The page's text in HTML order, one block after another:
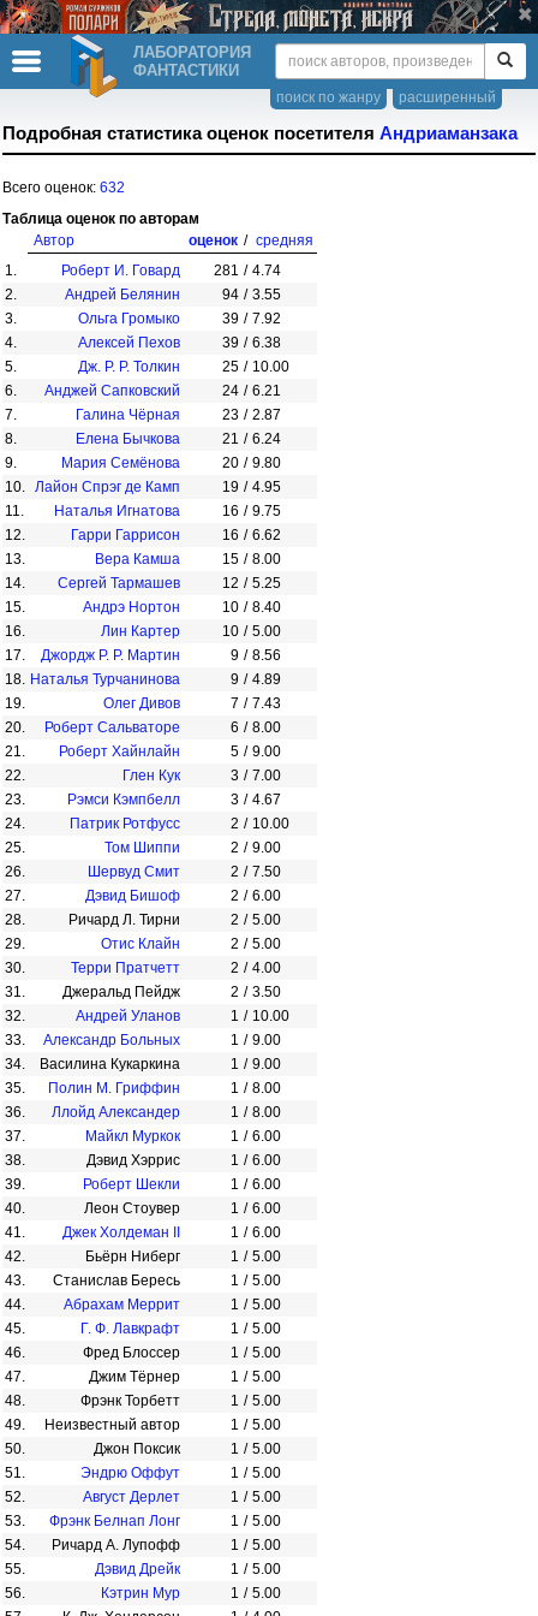
ЛАБОРАТОРИЯ
ФАНТАСТИКИ
расширенный
поиск по жанру
Подробная статистика оценок посетителя Андриаманзака
Всего оценок: 632
Таблица оценок по авторам
Автор
оценок / средняя
1.
Роберт И. Говард 281 / 4.74
2.
Андрей Белянин 94 / 3.55
3.
Ольга Громыко 39 / 7.92
4.
Алексей Пехов 39 / 6.38
5.
Дж. Р. Р. Толкин 25 / 10.00
6.
Анджей Сапковский 24 / 6.21
7.
Галина Чёрная 23 / 2.87
8.
Елена Бычкова 21 / 6.24
9.
Мария Семёнова 20 / 9.80
10. Лайон Спрэг де Камп 19 / 4.95
11.
Наталья Игнатова 16 / 9.75
12.
Гарри Гаррисон 16 / 6.62
13.
Вера Камша 15 / 8.00
14.
Сергей Тармашев 12 / 5.25
15.
Андрэ Нортон 10 / 8.40
16.
Лин Картер 10 / 5.00
17.
Джордж Р. Р. Мартин 9 / 8.56
18. Наталья Турчанинова 9 / 4.89
19.
Олег Дивов 7 / 7.43
20.
Роберт Сальваторе 6 / 8.00
21.
Роберт Хайнлайн 5 / 9.00
22.
Глен Кук 3 / 7.00
23.
Рэмси Кэмпбелл 3 / 4.67
24.
Патрик Ротфусс 2 / 10.00
25.
Том Шиппи 2 / 9.00
26.
Шервуд Смит 2 / 7.50
27.
Дэвид Бишоф 2 / 6.00
28.
Ричард Л. Тирни 2 / 5.00
29.
Отис Клайн 2 / 5.00
30.
Терри Пратчетт 2 / 4.00
31.
Джеральд Пейдж 2 / 3.50
32.
Андрей Уланов 1 / 10.00
33.
Александр Больных 1 / 9.00
34.
Василина Кукаркина 1 / 9.00
35.
Полин М. Гриффин 1 / 8.00
36.
Ллойд Александер 1 / 8.00
37.
Майкл Муркок 1 / 6.00
38.
Дэвид Хэррис 1 / 6.00
39.
Роберт Шекли 1 / 6.00
40.
Леон Стоувер 1 / 6.00
41.
Джек Холдеман II 1 / 6.00
42.
Бьёрн Ниберг 1 / 5.00
43.
Станислав Бересь 1 / 5.00
44.
Абрахам Меррит 1 / 5.00
45.
Г. Ф. Лавкрафт 1 / 5.00
46.
Фред Блоссер 1 / 5.00
47.
Джим Тёрнер 1 / 5.00
48.
Фрэнк Торбетт 1 / 5.00
49.
Неизвестный автор 1 / 5.00
50.
Джон Поксик 1 / 5.00
51.
Эндрю Оффут 1 / 5.00
52.
Август Дерлет 1 / 5.00
53.
Фрэнк Белнап Лонг 1 / 5.00
54.
Ричард А. Лупофф 1 / 5.00
55.
Дэвид Дрейк 1 / 5.00
56.
Кэтрин Мур 1 / 5.00